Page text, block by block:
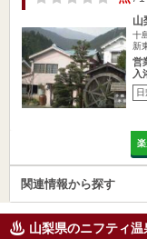
山
十
新
営
入
日
関連情報から探す
山梨県のニフティ温